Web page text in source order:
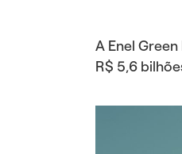
A Enel
R$ 5,6